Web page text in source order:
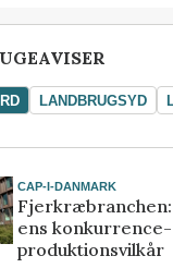
LANDBRUGSYD
CAP-I-DANMARK
ens
produktionsvilkår